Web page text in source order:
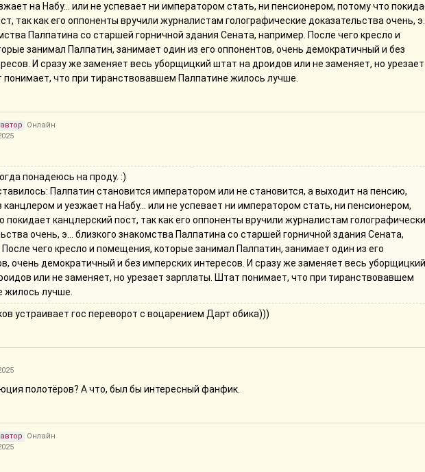
на Набу... или не успевает ни императором стать, ни пенсионером, потому что
так как его оппоненты вручили журналистам голографические доказательства очень,
Палпатина со старшей горничной здания Сената, например. После чего кресло и
занимал Палпатин, занимает один из его оппонентов, очень демократичный и без
И сразу же заменяет весь уборщицкий штат на дроидов или не заменяет, но урезает
что при тиранствовавшем Палпатине жилось лучше.
автор
Онлайн
понадеюсь на проду. :)
Палпатин становится императором или не становится, а выходит на пенсию,
канцлером и уезжает на Набу... или не успевает ни императором стать, ни пенсионером,
покидает канцлерский пост, так как его оппоненты вручили журналистам
очень, э... близкого знакомства Палпатина со старшей горничной здания Сената,
чего кресло и помещения, которые занимал Палпатин, занимает один из его
очень демократичный и без имперских интересов. И сразу же заменяет весь уборщицкий
или не заменяет, но урезает зарплаты. Штат понимает, что при тиранствовавшем
жилось лучше.
устраивает гос переворот с воцарением Дарт обика)))
полотёров? А что, был бы интересный фанфик.
автор
Онлайн